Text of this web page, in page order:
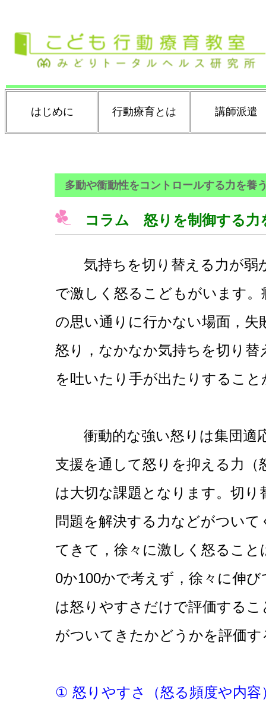
はじめに 行動療育とは 講師派遣
多動や衝動性をコントロールする力を養
コラム 怒りを制御する力
気持ちを切り替える力が弱
で激しく怒るこどもがいます
の思い通りに行かない場面，
怒り，なかなか気持ちを切り
を吐いたり手が出たりするこ
衝動的な強い怒りは集団適
支援を通して怒りを抑える力
は大切な課題となります。切
問題を解決する力などがつい
てきて，徐々に激しく怒るこ
0か100かで考えず，徐々に伸
は怒りやすさだけで評価する
がついてきたかどうかを評価
① 怒りやすさ（怒る頻度や内容